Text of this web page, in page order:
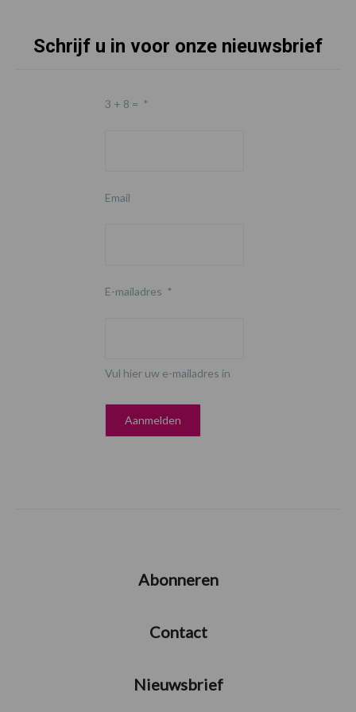
Schrijf u in voor onze nieuwsbrief
3 + 8 = *
Email
E-mailadres *
Vul hier uw e-mailadres in
Abonneren
Contact
Nieuwsbrief